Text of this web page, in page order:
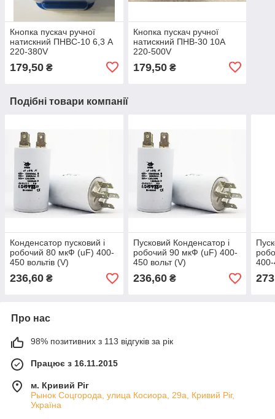
Кнопка пускач ручної
натискний ПНВС-10 6,3 А
220-380V
179,50 ₴
Кнопка пускач ручної
натискний ПНВ-30 10А
220-500V
179,50₴
Подібні товари компанії
Конденсатор пусковий і
робочий 80 мкФ (uF) 400-
450 вольтів (V)
236,60 ₴
Пусковий Конденсатор і
робочий 90 мкФ (uF) 400-
450 вольт (V)
236,60₴
400-
273
Про нас
98% позитивних з 113 відгуків за рік
Працює з 16.11.2015
м. Кривий Ріг
Рынок Соцгорода, улица Косиора, 29а, Кривий Ріг,
Україна